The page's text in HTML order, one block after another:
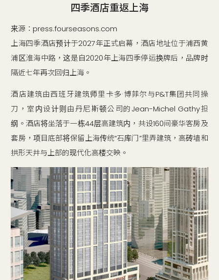
四季酒店重返上海
来源：press.fourseasons.com
上海四季酒店预计于2027年正式启幕，酒店地址位于浦西黄
浦区淮海中路，这是自2020年上海四季停运换牌后，品牌时
隔近七年再次回归上海。
酒店建筑由西班牙建筑师里卡多·博菲尔与P&T集团共同操
刀，室内设计则由丹尼斯顿公司的Jean-Michel Gathy担
纲。酒店将坐落于一栋44层高建筑内，共设160间豪华客房及
套房，项目底部将保留上海传统“石库门”里弄建筑，高砖墙和
拱形天井与上部的现代化高楼交映。